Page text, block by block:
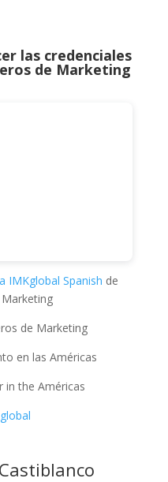
las credenciales
de Marketing
IMKglobal Spanish de
de Marketing
en las Américas
in the Américas